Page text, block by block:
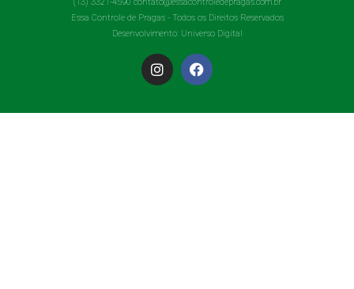
Essa Controle de Pragas - Todos os Direitos Reservados
Desenvolvimento: Universo Digital